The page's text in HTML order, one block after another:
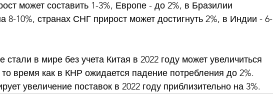
может составить 1-3%, Европе - до 2%, в Бразилии
8-10%, странах СНГ прирост может достигнуть 2%, в Индии - 6-
в мире без учета Китая в 2022 году может увеличиться
время как в КНР ожидается падение потребления до 2%.
увеличение поставок в 2022 году приблизительно на 3%.